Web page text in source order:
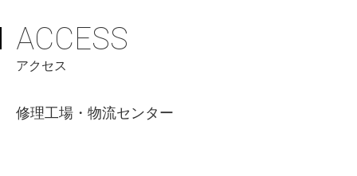
ACCESS
アクセス
修理工場・物流センター